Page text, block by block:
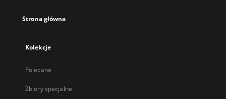
Strona główna
Kolekcje
Polecane
Zbiory specjalne